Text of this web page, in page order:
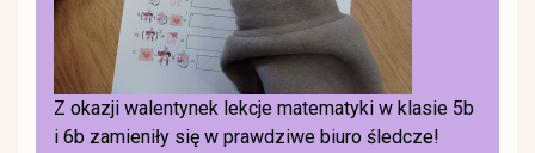
Z okazji walentynek lekcje matematyki w klasie 5b
i 6b zamieniły się w prawdziwe biuro śledcze!